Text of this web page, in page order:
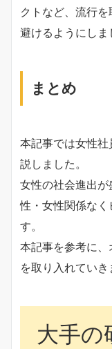
クトなど、流行
避けるようにしま
まとめ
本記事では女性
説しました。
女性の社会進出
性・女性関係なく
す。
本記事を参考に
を取り入れていき
大手の